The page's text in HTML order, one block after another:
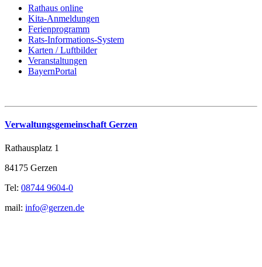
Rathaus online
Kita-Anmeldungen
Ferienprogramm
Rats-Informations-System
Karten / Luftbilder
Veranstaltungen
BayernPortal
Verwaltungsgemeinschaft Gerzen
Rathausplatz 1
84175 Gerzen
Tel: 08744 9604-0
mail: info@gerzen.de